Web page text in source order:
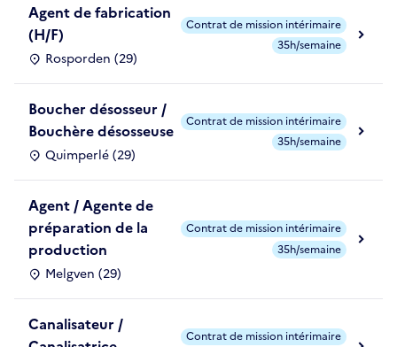
Agent de fabrication
(H/F)
Rosporden (29)
Contrat de mission intérimaire
35h/semaine
Boucher désosseur /
Bouchère désosseuse
Quimperlé (29)
Contrat de mission intérimaire
35h/semaine
Agent / Agente de
préparation de la
production
Melgven (29)
Contrat de mission intérimaire
35h/semaine
Canalisateur /
Contrat de mission intérimaire